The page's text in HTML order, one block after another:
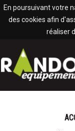
En poursuivant votre
des cookies afin
réaliser
Panneau de gestion